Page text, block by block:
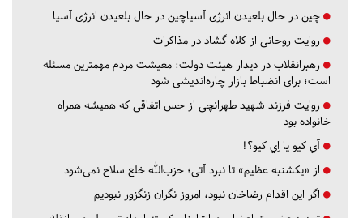
چین در حال بلعیدن انرژی آسیاچین در حال بلعیدن انرژی آسیا
روایت روحانی از کلاه گشاد در مذاکرات
رهبرانقلاب در دیدار هیئت دولت: معیشت مردم مهمترین مسئله
است؛ برای انضباط بازار چاره‌اندیشی شود
روایت فرزند شهید طهرانچی از حس اتفاقی که همیشه همراه
خانواده بود
آي كيو يا اِي كيو؟!
از «یکشنبه عظیم» تا نبرد آتی؛ حزب‌الله خلع سلاح نمی‌شود
اگر این اقدام رضاخان نبود، امروز نگران زنگزور نبودیم